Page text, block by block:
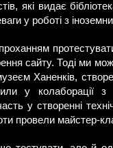
які видає
у роботі з
сайту. Тоді ми
Ханенків,
у колаборації з
у створенні
провели майстер-